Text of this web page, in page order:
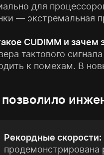
для
— экстремальная
CUDIMM и зачем
тактового
к помехам. В
Рекордные скорости:
продемонстрирована